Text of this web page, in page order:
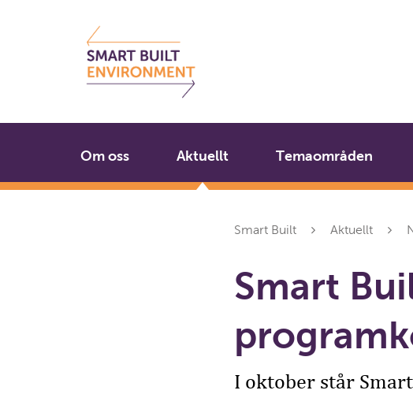
Om oss Aktuellt Temaområden
Smart Built Aktuellt
Smart
I oktober står